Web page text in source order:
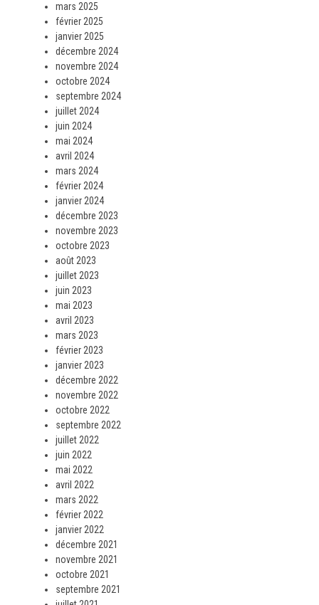
mars 2025
février 2025
janvier 2025
décembre 2024
novembre 2024
octobre 2024
septembre 2024
juillet 2024
juin 2024
mai 2024
avril 2024
mars 2024
février 2024
janvier 2024
décembre 2023
novembre 2023
octobre 2023
août 2023
juillet 2023
juin 2023
mai 2023
avril 2023
mars 2023
février 2023
janvier 2023
décembre 2022
novembre 2022
octobre 2022
septembre 2022
juillet 2022
juin 2022
mai 2022
avril 2022
mars 2022
février 2022
janvier 2022
décembre 2021
novembre 2021
octobre 2021
septembre 2021